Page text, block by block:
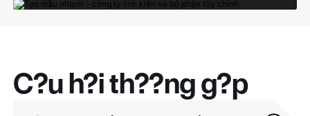
C?u h?i th??ng g?p